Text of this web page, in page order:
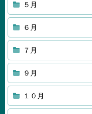
５月
６月
７月
９月
１０月